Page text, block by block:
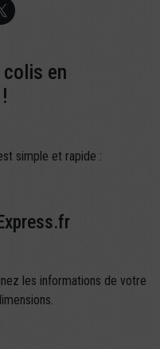
colis en
simple et rapide :
les informations de votre